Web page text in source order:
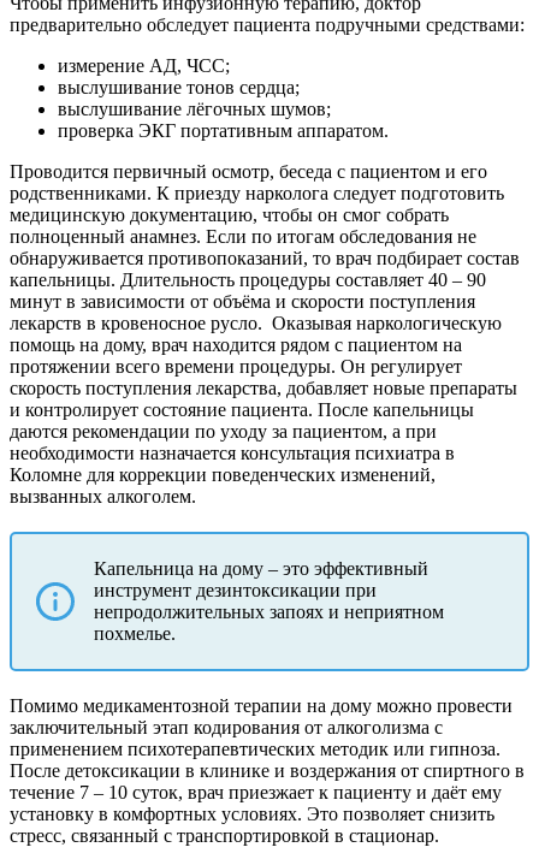
предварительно обследует пациента подручными средствами:
измерение АД, ЧСС;
выслушивание тонов сердца;
выслушивание лёгочных шумов;
проверка ЭКГ портативным аппаратом.
Проводится первичный осмотр, беседа с пациентом и его
родственниками. К приезду нарколога следует подготовить
медицинскую документацию, чтобы он смог собрать
полноценный анамнез. Если по итогам обследования не
обнаруживается противопоказаний, то врач подбирает состав
капельницы. Длительность процедуры составляет 40 – 90
минут в зависимости от объёма и скорости поступления
лекарств в кровеносное русло. Оказывая наркологическую
помощь на дому, врач находится рядом с пациентом на
протяжении всего времени процедуры. Он регулирует
скорость поступления лекарства, добавляет новые препараты
и контролирует состояние пациента. После капельницы
даются рекомендации по уходу за пациентом, а при
необходимости назначается консультация психиатра в
Коломне для коррекции поведенческих изменений,
вызванных алкоголем.
Капельница на дому – это эффективный
инструмент дезинтоксикации при
непродолжительных запоях и неприятном
похмелье.
Помимо медикаментозной терапии на дому можно провести
заключительный этап кодирования от алкоголизма с
применением психотерапевтических методик или гипноза.
После детоксикации в клинике и воздержания от спиртного в
течение 7 – 10 суток, врач приезжает к пациенту и даёт ему
установку в комфортных условиях. Это позволяет снизить
стресс, связанный с транспортировкой в стационар.